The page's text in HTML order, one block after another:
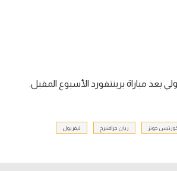
بعد مباراة برينتفورد الأسبوع المقبل.
جونز ريان جرافنبرخ ليفربول